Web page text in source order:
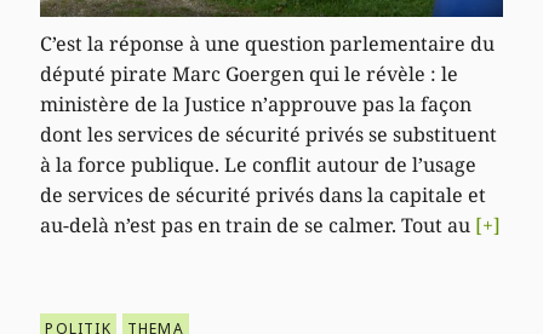
C’est la réponse à une question parlementaire du
député pirate Marc Goergen qui le révèle : le
ministère de la Justice n’approuve pas la façon
dont les services de sécurité privés se substituent
à la force publique. Le conflit autour de l’usage
de services de sécurité privés dans la capitale et
au-delà n’est pas en train de se calmer. Tout au [+]
POLITIK THEMA